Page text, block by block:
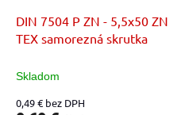
DIN 7504 P ZN - 5,5x50 ZN
TEX samorezná skrutka
Skladom
0,49 € bez DPH